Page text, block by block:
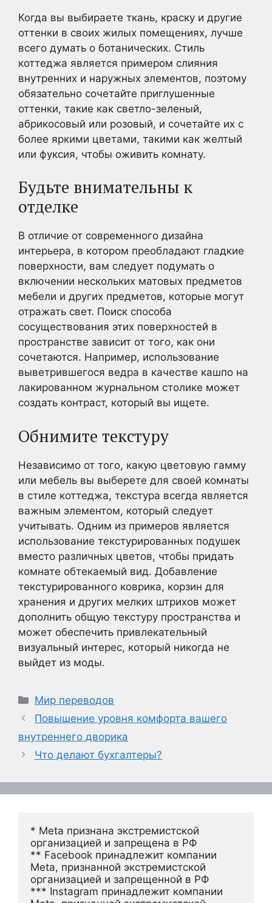
Когда вы выбираете ткань, краску и другие
оттенки в своих жилых помещениях, лучше
всего думать о ботанических. Стиль
коттеджа является примером слияния
внутренних и наружных элементов, поэтому
обязательно сочетайте приглушенные
оттенки, такие как светло-зеленый,
абрикосовый или розовый, и сочетайте их с
более яркими цветами, такими как желтый
или фуксия, чтобы оживить комнату.
Будьте внимательны к
отделке
В отличие от современного дизайна
интерьера, в котором преобладают гладкие
поверхности, вам следует подумать о
включении нескольких матовых предметов
мебели и других предметов, которые могут
отражать свет. Поиск способа
сосуществования этих поверхностей в
пространстве зависит от того, как они
сочетаются. Например, использование
выветрившегося ведра в качестве кашпо на
лакированном журнальном столике может
создать контраст, который вы ищете.
Обнимите текстуру
Независимо от того, какую цветовую гамму
или мебель вы выберете для своей комнаты
в стиле коттеджа, текстура всегда является
важным элементом, который следует
учитывать. Одним из примеров является
использование текстурированных подушек
вместо различных цветов, чтобы придать
комнате обтекаемый вид. Добавление
текстурированного коврика, корзин для
хранения и других мелких штрихов может
дополнить общую текстуру пространства и
может обеспечить привлекательный
визуальный интерес, который никогда не
выйдет из моды.
Рубрики
Мир переводов
Повышение уровня комфорта вашего
внутреннего дворика
Что делают бухгалтеры?
* Meta признана экстремистской
организацией и запрещена в РФ
** Facebook принадлежит компании
Meta, признанной экстремистской
организацией и запрещенной в РФ
*** Instagram принадлежит компании